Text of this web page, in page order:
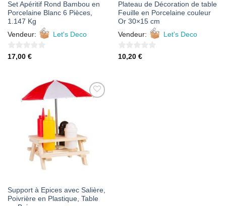
Set Apéritif Rond Bambou en
Porcelaine Blanc 6 Pièces,
1.147 Kg
Vendeur:
Let's Deco
0
17,00 €
Plateau de Décoration de table
Feuille en Porcelaine couleur
Or 30×15 cm
Vendeur:
Let's Deco
0
10,20 €
FAVORIS
Support à Epices avec Salière,
Poivrière en Plastique, Table